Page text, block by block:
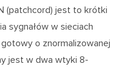
(patchcord) jest to krótki
sygnałów w sieciach
o znormalizowanej
jest w dwa wtyki 8-